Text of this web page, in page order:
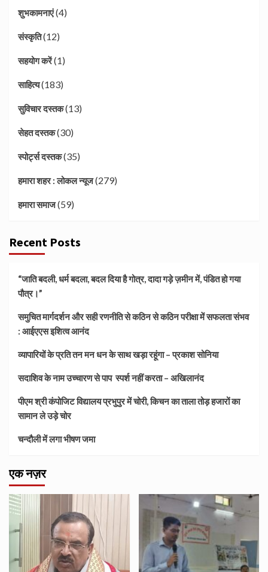
शुभकामनाएं(4)
संस्कृति(12)
सहयोग करें(1)
साहित्य(183)
सुविचार दस्तक(13)
सेहत दस्तक(30)
स्पोर्ट्स दस्तक(35)
हमारा शहर : लोकल न्यूज(279)
हमारा समाज(59)
Recent Posts
“जाति बदली, धर्म बदला, बदल दिया है गोत्र, दादा गड़े ज़मीन में, पंडित हो गया
पौत्र।”
समुचित मार्गदर्शन और सही रणनीति से कठिन से कठिन परीक्षा में सफलता संभव
: आईएएस इशित्व आनंद
व्यापारियों के प्रति तन मन धन के साथ खड़ा रहूंगा – प्रकाश सोनिया
सदाशिव के नाम उच्चारण से पाप स्पर्श नहीं करता – अखिलानंद
पीएम श्री कंपोजिट विद्यालय प्रभुपुर में चोरी, किचन का ताला तोड़ हजारों का
सामान ले उड़े चोर
चन्दौली में लगा भीषण जमा
एक नज़र